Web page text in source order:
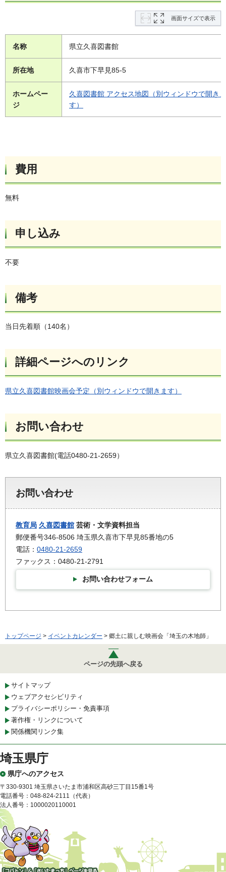
画面サイズで表示
名称 県立久喜図書館
所在地 久喜市下早見85-5
ホームペー
ジ
久喜図書館 アクセス地図（別ウィンドウで開きま
す）
費用
無料
申し込み
不要
備考
当日先着順（140名）
詳細ページへのリンク
県立久喜図書館映画会予定（別ウィンドウで開きます）
お問い合わせ
県立久喜図書館(電話0480-21-2659）
お問い合わせ
教育局 久喜図書館 芸術・文学資料担当
郵便番号346-8506 埼玉県久喜市下早見85番地の5
電話： 0480-21-2659
ファックス：0480-21-2791
お問い合わせフォーム
トップページ > イベントカレンダー > 郷土に親しむ映画会「埼玉の木地師」
ページの先頭へ戻る
サイトマップ
ウェブアクセシビリティ
プライバシーポリシー・免責事項
著作権・リンクについて
関係機関リンク集
埼玉県庁
県庁へのアクセス
〒330-9301 埼玉県さいたま市浦和区高砂三丁目15番1号
電話番号：048-824-2111（代表）
法人番号：1000020110001